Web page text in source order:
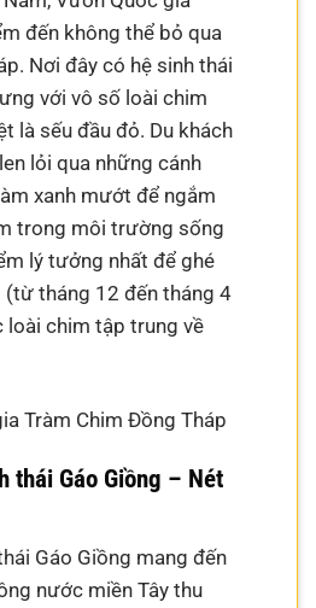
đến không thể bỏ qua
Nơi đây có hệ sinh thái
với vô số loài chim
là sếu đầu đỏ. Du khách
lỏi qua những cánh
xanh mướt để ngắm
trong môi trường sống
lý tưởng nhất để ghé
(từ tháng 12 đến tháng 4
loài chim tập trung về
thái Gáo Giồng – Nét
Gáo Giồng mang đến
nước miền Tây thu